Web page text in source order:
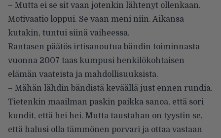
– Mutta ei se sit vaan jotenkin lähtenyt ollenkaan.
Motivaatio loppui. Se vaan meni niin. Aikansa
kutakin, tuntui siinä vaiheessa.
Rantasen päätös irtisanoutua bändin toiminnasta
vuonna 2007 taas kumpusi henkilökohtaisen
elämän vaateista ja mahdollisuuksista.
– Mähän lähdin bändistä keväällä just ennen rundia.
Tietenkin maailman paskin paikka sanoa, että sori
kundit, että hei hei. Mutta taustahan on tyystin se,
että halusi olla tämmönen porvari ja ottaa vastaan